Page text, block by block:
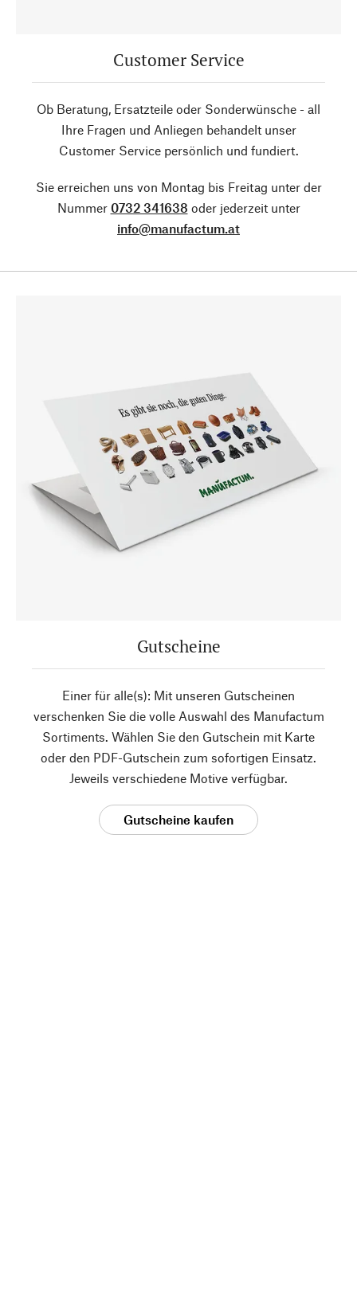
Customer Service
Ob Beratung, Ersatzteile oder Sonderwünsche - all
Ihre Fragen und Anliegen behandelt unser
Customer Service persönlich und fundiert.
Sie erreichen uns von Montag bis Freitag unter der
Nummer 0732 341638 oder jederzeit unter
info@manufactum.at
Gutscheine
Einer für alle(s): Mit unseren Gutscheinen
verschenken Sie die volle Auswahl des Manufactum
Sortiments. Wählen Sie den Gutschein mit Karte
oder den PDF-Gutschein zum sofortigen Einsatz.
Jeweils verschiedene Motive verfügbar.
Gutscheine kaufen